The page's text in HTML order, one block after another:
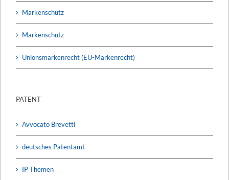
Markenschutz
Markenschutz
Unionsmarkenrecht (EU-Markenrecht)
PATENT
Avvocato Brevetti
deutsches Patentamt
IP Themen